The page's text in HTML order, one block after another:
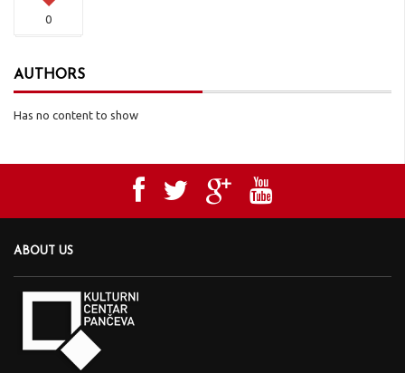
0
AUTHORS
Has no content to show
ABOUT US